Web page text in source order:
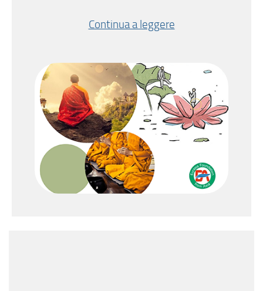
Continua a leggere